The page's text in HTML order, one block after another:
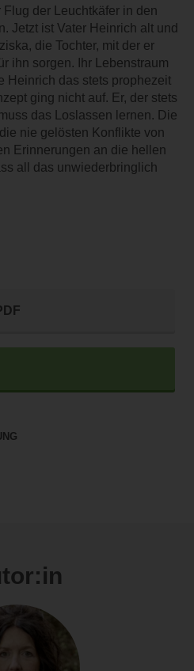
der Leuchtkäfer in den
Jetzt ist Vater Heinrich alt und
die Tochter, mit der er
ihn sorgen. Ihr Lebenstraum
Heinrich das stets prophezeit
ging nicht auf. Er, der stets
das Loslassen lernen. Die
nie gelösten Konflikte von
Erinnerungen an die hellen
all das unwiederbringlich